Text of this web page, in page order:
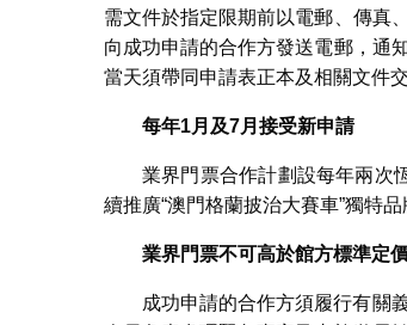
需文件於指定限期前以電郵、傳真
向成功申請的合作方發送電郵，通
當天須帶同申請表正本及相關文件
每年1月及7月接受新申請
業界門票合作計劃設每年兩次
續推廣“澳門格蘭披治大賽車”獨特
業界門票不可高於館方標準定
成功申請的合作方須履行有關